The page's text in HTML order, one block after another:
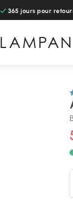
365 jours pour